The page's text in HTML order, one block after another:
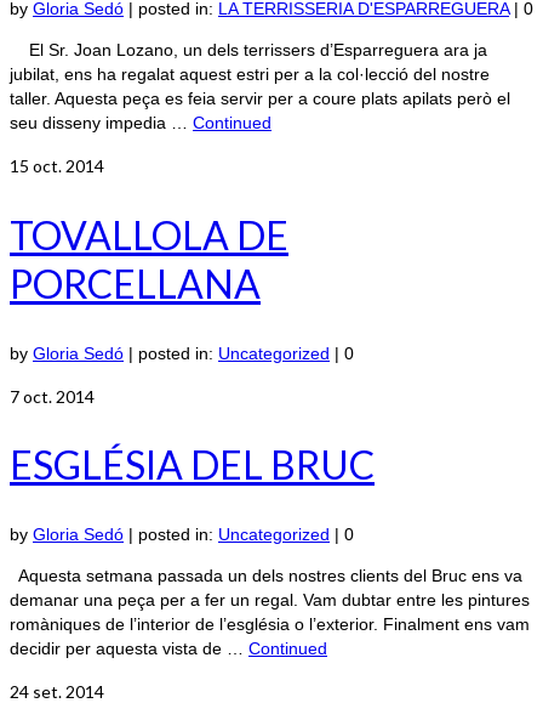
by Gloria Sedó | posted in: LA TERRISSERIA D'ESPARREGUERA | 0
El Sr. Joan Lozano, un dels terrissers d’Esparreguera ara ja
jubilat, ens ha regalat aquest estri per a la col·lecció del nostre
taller. Aquesta peça es feia servir per a coure plats apilats però el
seu disseny impedia … Continued
15 oct. 2014
TOVALLOLA DE
PORCELLANA
by Gloria Sedó | posted in: Uncategorized | 0
7oct. 2014
ESGLÉSIA DEL BRUC
by Gloria Sedó | posted in: Uncategorized | 0
Aquesta setmana passada un dels nostres clients del Bruc ens va
demanar una peça per a fer un regal. Vam dubtar entre les pintures
romàniques de l’interior de l’església o l’exterior. Finalment ens vam
decidir per aquesta vista de … Continued
24 set. 2014